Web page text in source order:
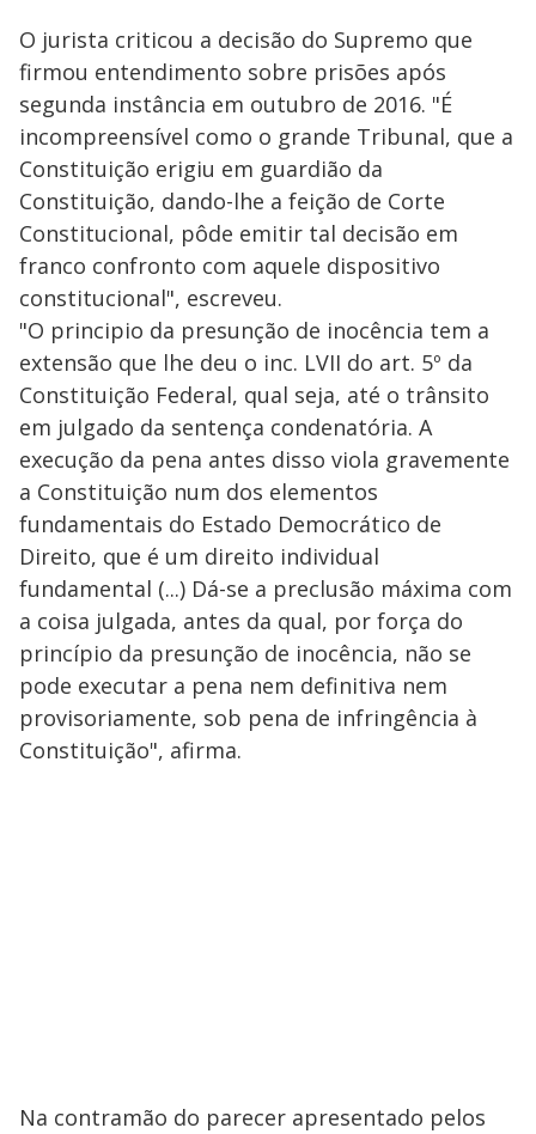
O jurista criticou a decisão do Supremo que
firmou entendimento sobre prisões após
segunda instância em outubro de 2016. "É
incompreensível como o grande Tribunal, que a
Constituição erigiu em guardião da
Constituição, dando-lhe a feição de Corte
Constitucional, pôde emitir tal decisão em
franco confronto com aquele dispositivo
constitucional", escreveu.
"O principio da presunção de inocência tem a
extensão que lhe deu o inc. LVII do art. 5º da
Constituição Federal, qual seja, até o trânsito
em julgado da sentença condenatória. A
execução da pena antes disso viola gravemente
a Constituição num dos elementos
fundamentais do Estado Democrático de
Direito, que é um direito individual
fundamental (...) Dá-se a preclusão máxima com
a coisa julgada, antes da qual, por força do
princípio da presunção de inocência, não se
pode executar a pena nem definitiva nem
provisoriamente, sob pena de infringência à
Constituição", afirma.
Na contramão do parecer apresentado pelos